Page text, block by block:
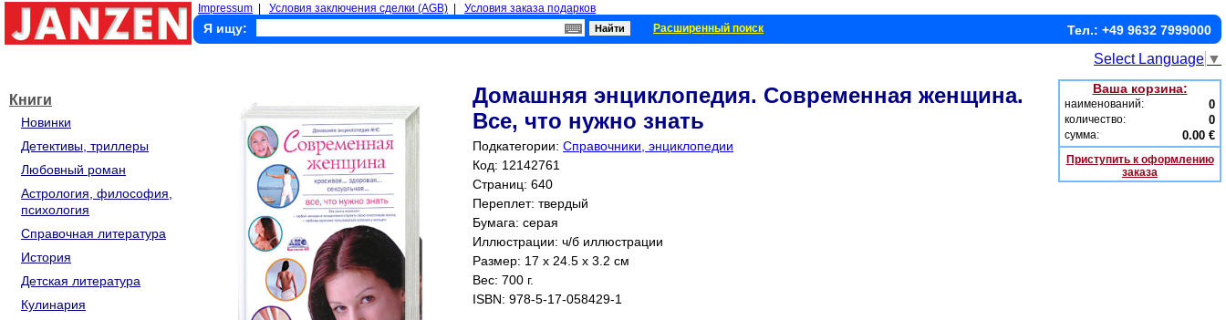
Impressum Условия заключения сделки (AGB) Условия заказа подарков
Я ищу: Расширенный поиск Тел.: +49 9632 7999000
Select Language ▼
Книги
Новинки
Детективы, триллеры
Любовный роман
Астрология, философия,
психология
Справочная литература
История
Детская литература
Кулинария
Домашняя энциклопедия. Современная женщина.
Все, что нужно знать
Подкатегории: Справочники, энциклопедии
Код: 12142761
Страниц: 640
Переплет: твердый
Бумага: серая
Иллюстрации: ч/б иллюстрации
Размер: 17 x 24.5 x 3.2 см
Вес: 700 г.
ISBN: 978-5-17-058429-1
Ваша корзина:
наименований: 0
количество: 0
сумма: 0.00 €
Приступить к оформлению
заказа